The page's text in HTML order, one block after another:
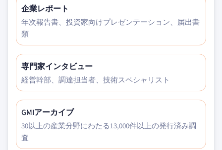
企業レポート
年次報告書、投資家向けプレゼンテーション、届出書
類
専門家インタビュー
経営幹部、調達担当者、技術スペシャリスト
GMIアーカイブ
30以上の産業分野にわたる13,000件以上の発行済み調
査